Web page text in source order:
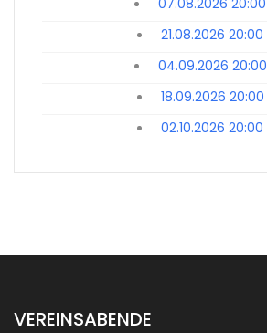
21.08.2026 20:00
04.09.2026 20:00
18.09.2026 20:00
02.10.2026 20:00
VEREINSABENDE